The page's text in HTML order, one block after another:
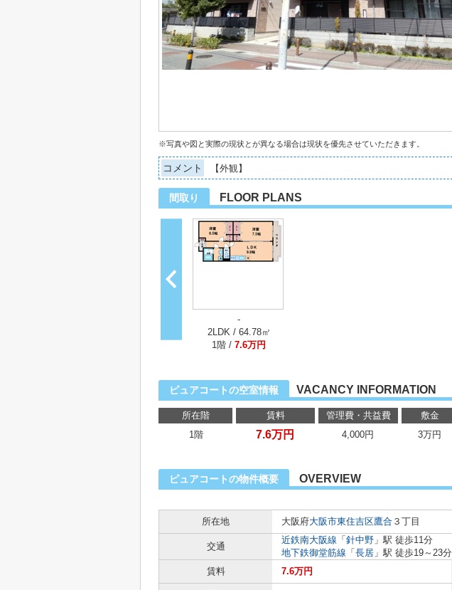
※写真や図と実際の現状とが異なる場合は現状を優先させていただきます。
コメント 【外観】
間取り FLOOR PLANS
-
2LDK / 64.78㎡
1階 / 7.6万円
ピュアコートの空室情報 VACANCY INFORMATION
所在階 賃料 管理費・共益費 敷金
1階
7.6万円 4,000円 3万円
ピュアコートの物件概要 OVERVIEW
所在地
大阪府大阪市東住吉区鷹合 ３丁目
交通
近鉄南大阪線 「 針中野 」駅 徒歩11分
地下鉄御堂筋線 「 長居 」駅 徒歩19～23分
賃料
7.6万円